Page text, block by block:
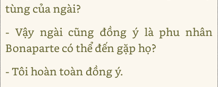
tùng của ngài?
- Vậy ngài cũng đồng ý là phu nhân
Bonaparte có thể đến gặp họ?
- Tôi hoàn toàn đồng ý.